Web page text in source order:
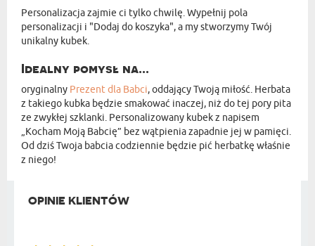
Personalizacja zajmie ci tylko chwilę. Wypełnij pola
personalizacji i "Dodaj do koszyka", a my stworzymy Twój
unikalny kubek.
Idealny pomysł na...
oryginalny Prezent dla Babci, oddający Twoją miłość. Herbata
z takiego kubka będzie smakować inaczej, niż do tej pory pita
ze zwykłej szklanki. Personalizowany kubek z napisem
„Kocham Moją Babcię” bez wątpienia zapadnie jej w pamięci.
Od dziś Twoja babcia codziennie będzie pić herbatkę właśnie
z niego!
OPINIE KLIENTÓW